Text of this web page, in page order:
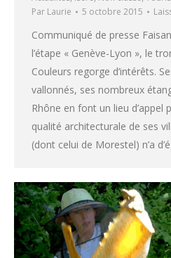
Par Laurie 5 octobre 2015
Communiqué de presse
l’étape « Genève-Lyon », le
Couleurs regorge d’intérêts.
vallonnés, ses nombreux
Rhône en font un lieu
qualité architecturale de ses
(dont celui de Morestel) n’a